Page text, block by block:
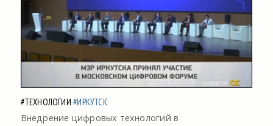
#ТЕХНОЛОГИИ #ИРКУТСК
Внедрение цифровых технологий в